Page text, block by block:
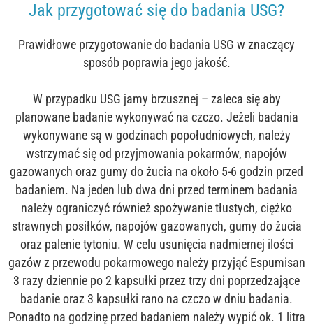
Jak przygotować się do badania USG?
Prawidłowe przygotowanie do badania USG w znaczący
sposób poprawia jego jakość.
W przypadku USG jamy brzusznej – zaleca się aby
planowane badanie wykonywać na czczo. Jeżeli badania
wykonywane są w godzinach popołudniowych, należy
wstrzymać się od przyjmowania pokarmów, napojów
gazowanych oraz gumy do żucia na około 5-6 godzin przed
badaniem. Na jeden lub dwa dni przed terminem badania
należy ograniczyć również spożywanie tłustych, ciężko
strawnych posiłków, napojów gazowanych, gumy do żucia
oraz palenie tytoniu. W celu usunięcia nadmiernej ilości
gazów z przewodu pokarmowego należy przyjąć Espumisan
3 razy dziennie po 2 kapsułki przez trzy dni poprzedzające
badanie oraz 3 kapsułki rano na czczo w dniu badania.
Ponadto na godzinę przed badaniem należy wypić ok. 1 litra